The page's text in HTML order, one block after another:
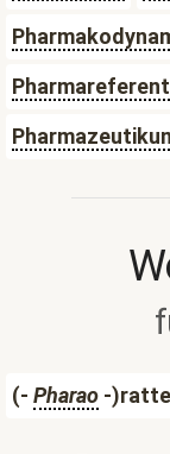
Pharmareferent
(- Pharao -)ratte